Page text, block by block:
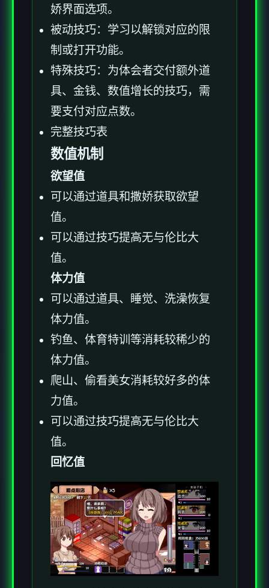
娇界面选项。
被动技巧：学习以解锁对应的限
制或打开功能。
特殊技巧：为体会者交付额外道
具、金钱、数值增长的技巧，需
要支付对应点数。
完整技巧表
数值机制
欲望值
可以通过道具和撒娇获取欲望
值。
可以通过技巧提高无与伦比大
值。
体力值
可以通过道具、睡觉、洗澡恢复
体力值。
钓鱼、体育特训等消耗较稀少的
体力值。
爬山、偷看美女消耗较好多的体
力值。
可以通过技巧提高无与伦比大
值。
回忆值